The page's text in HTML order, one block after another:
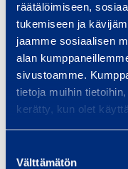
räätälöimiseen,
tukemiseen ja
jaamme sosiaalisen
alan
sivustoamme.
tietoja muihin
kerätty, kun olet
valinta
Välttämätön
…
Träningar